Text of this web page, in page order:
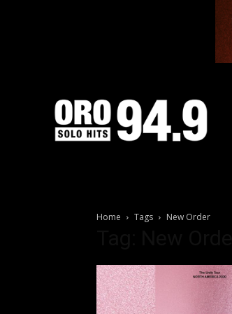
Home Tags New Order